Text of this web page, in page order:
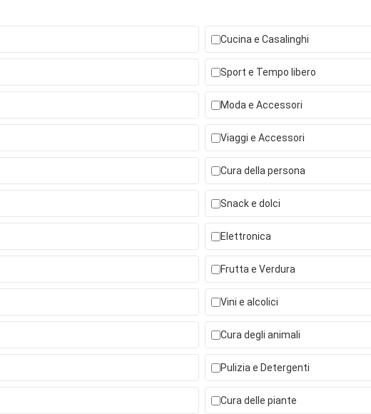
Cucina e Casalinghi
Sport e Tempo libero
Moda e Accessori
Viaggi e Accessori
Cura della persona
Snack e dolci
Elettronica
Frutta e Verdura
Vini e alcolici
Cura degli animali
Pulizia e Detergenti
Cura delle piante